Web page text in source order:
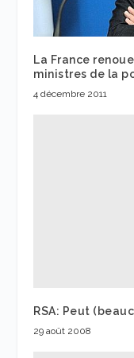
La France
ministres de la
4 décembre 2011
RSA: Peut
29 août 2008